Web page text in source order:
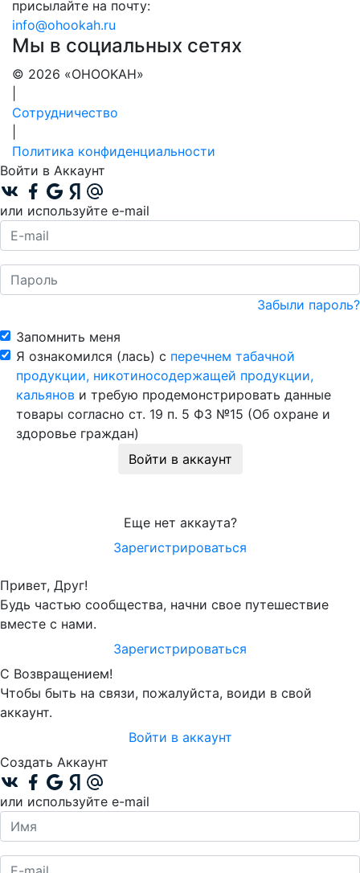
присылайте на почту:
info@ohookah.ru
Мы в социальных сетях
© 2026 «OHOOKAH»
Сотрудничество
Политика конфиденциальности
Войти в Аккаунт
или используйте e-mail
Забыли пароль?
Запомнить меня
Я ознакомился (лась) с перечнем табачной
продукции, никотиносодержащей продукции,
кальянов и требую продемонстрировать данные
товары согласно ст. 19 п. 5 ФЗ №15 (Об охране и
здоровье граждан)
Войти в аккаунт
Еще нет аккаута?
Зарегистрироваться
Привет, Друг!
Будь частью сообщества, начни свое путешествие
вместе с нами.
Зарегистрироваться
С Возвращением!
Чтобы быть на связи, пожалуйста, воиди в свой
аккаунт.
Войти в аккаунт
Создать Аккаунт
или используйте e-mail